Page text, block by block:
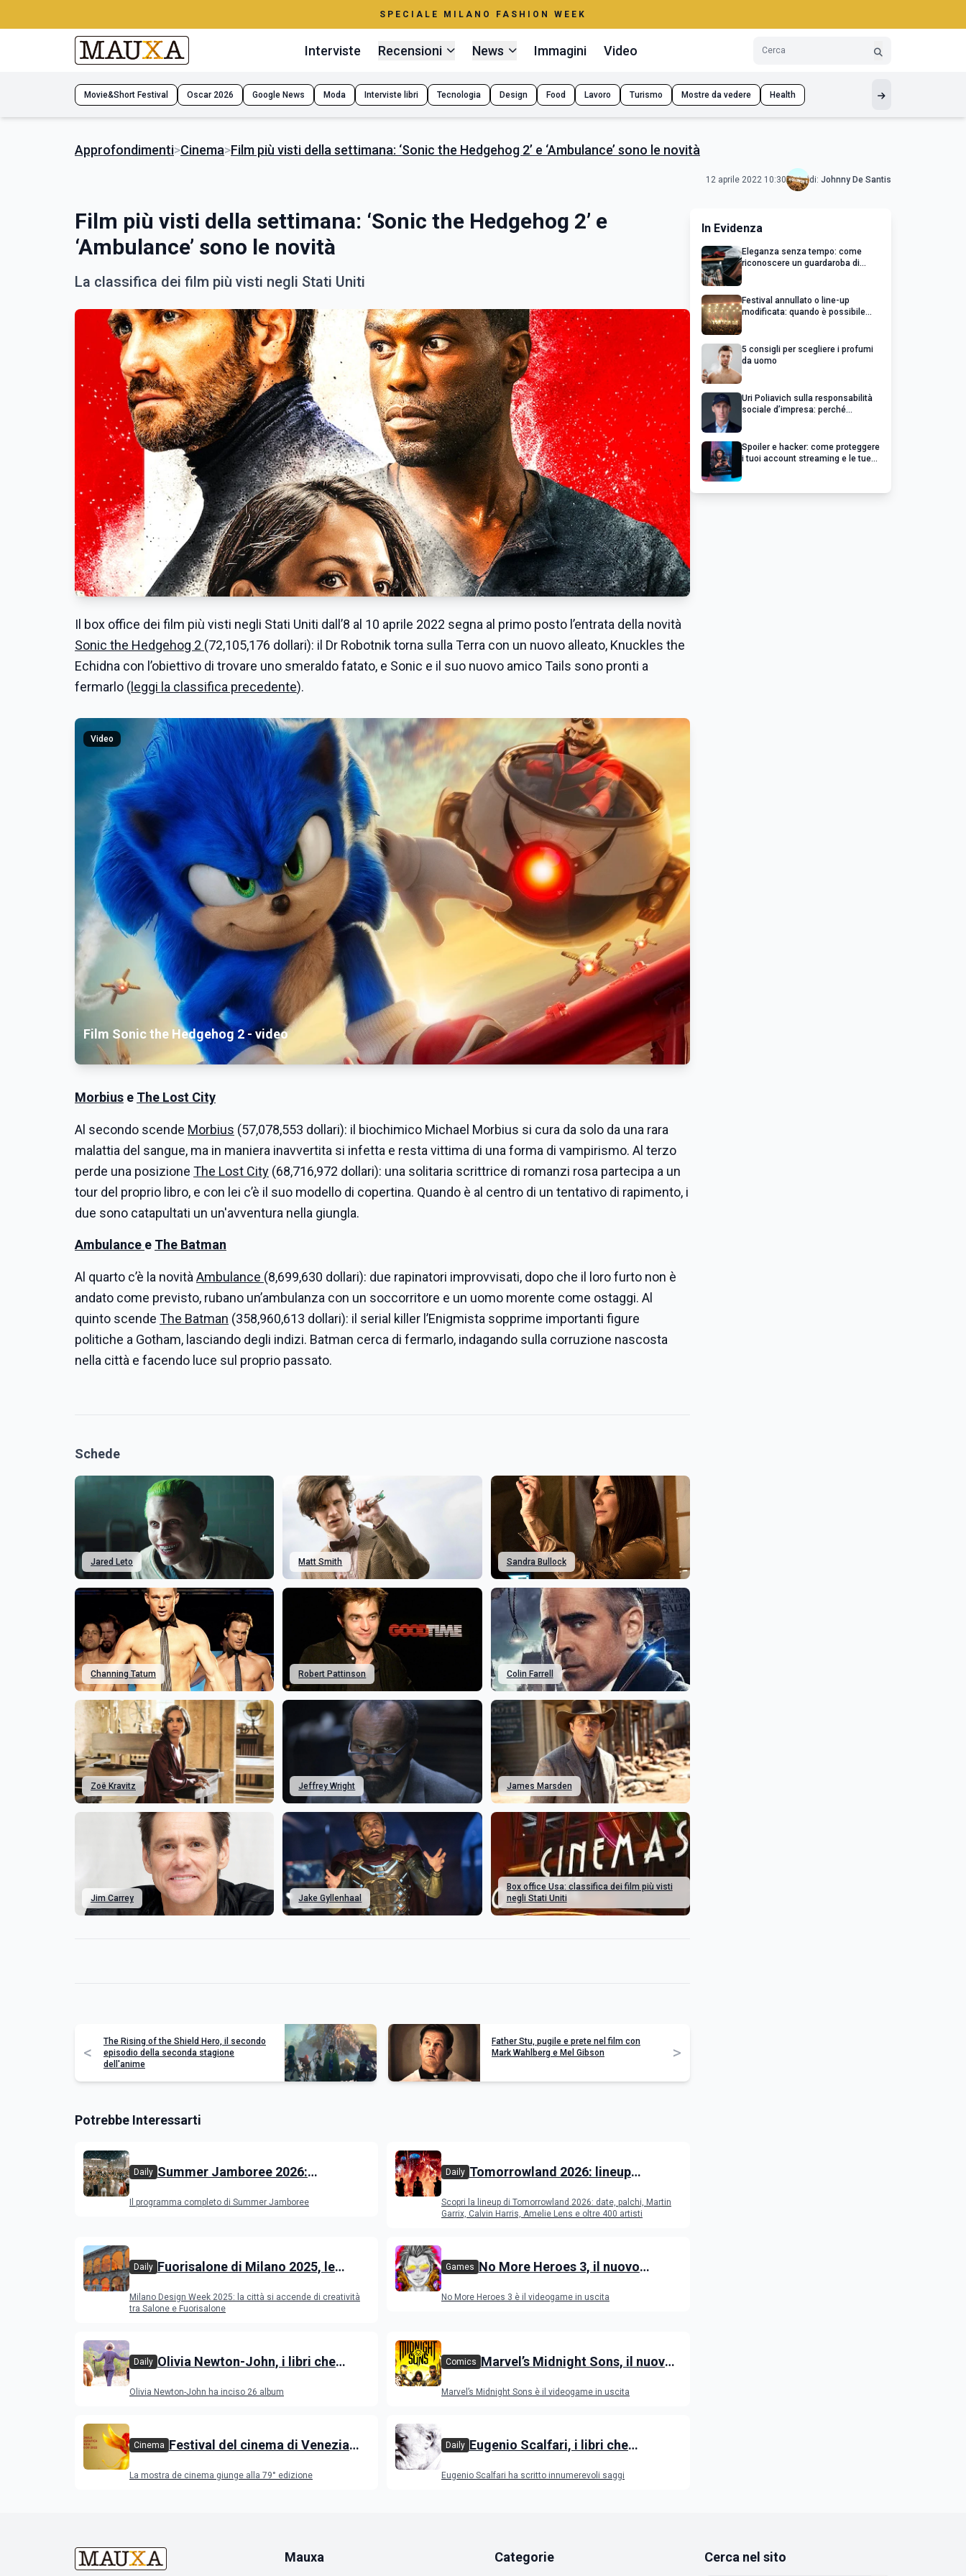
SPECIALE MILANO FASHION WEEK
Interviste Recensioni News Immagini Video
Movie&Short Festival Oscar 2026 Google News Moda Interviste libri Tecnologia Design Food Lavoro Turismo Mostre da vedere Health
Approfondimenti>Cinema>Film più visti della settimana: ‘Sonic the Hedgehog 2’ e ‘Ambulance’ sono le novità
12 aprile 2022 10:30 di: Johnny De Santis
Film più visti della settimana: ‘Sonic the Hedgehog 2’ e
‘Ambulance’ sono le novità
La classifica dei film più visti negli Stati Uniti
Il box office dei film più visti negli Stati Uniti dall’8 al 10 aprile 2022 segna al primo posto l’entrata della novità
Sonic the Hedgehog 2 (72,105,176 dollari): il Dr Robotnik torna sulla Terra con un nuovo alleato, Knuckles the
Echidna con l’obiettivo di trovare uno smeraldo fatato, e Sonic e il suo nuovo amico Tails sono pronti a
fermarlo ( leggi la classifica precedente).
Video
Film Sonic the Hedgehog 2 - video
Morbius e The Lost City
Al secondo scende Morbius (57,078,553 dollari): il biochimico Michael Morbius si cura da solo da una rara
malattia del sangue, ma in maniera inavvertita si infetta e resta vittima di una forma di vampirismo. Al terzo
perde una posizione The Lost City (68,716,972 dollari): una solitaria scrittrice di romanzi rosa partecipa a un
tour del proprio libro, e con lei c’è il suo modello di copertina. Quando è al centro di un tentativo di rapimento, i
due sono catapultati un un'avventura nella giungla.
Ambulance e The Batman
Al quarto c’è la novità Ambulance (8,699,630 dollari): due rapinatori improvvisati, dopo che il loro furto non è
andato come previsto, rubano un’ambulanza con un soccorritore e un uomo morente come ostaggi. Al
quinto scende The Batman (358,960,613 dollari): il serial killer l’Enigmista sopprime importanti figure
politiche a Gotham, lasciando degli indizi. Batman cerca di fermarlo, indagando sulla corruzione nascosta
nella città e facendo luce sul proprio passato.
Schede
Jared Leto Matt Smith Sandra Bullock
Channing Tatum Robert Pattinson Colin Farrell
Zoë Kravitz Jeffrey Wright James Marsden
Jim Carrey Jake Gyllenhaal
Box office Usa: classifica dei film più visti
negli Stati Uniti
<
The Rising of the Shield Hero, il secondo
episodio della seconda stagione
dell'anime
Father Stu, pugile e prete nel film con
Mark Wahlberg e Mel Gibson
>
Potrebbe Interessarti
Daily Summer Jamboree 2026:
appuntamenti a Senigallia
Il programma completo di Summer Jamboree
Daily Tomorrowland 2026: lineup
festival EDM in Belgio
Scopri la lineup di Tomorrowland 2026: date, palchi, Martin
Garrix, Calvin Harris, Amelie Lens e oltre 400 artisti
Daily Fuorisalone di Milano 2025, le
Milano Design Week 2025: la città si accende di creatività
tra Salone e Fuorisalone
Games No More Heroes 3, il nuovo
novità
No More Heroes 3 è il videogame in uscita
Daily Olivia Newton-John, i libri che
Olivia Newton-John ha inciso 26 album
Comics Marvel’s Midnight Sons, il nuovo
Avengers
Marvel’s Midnight Sons è il videogame in uscita
Cinema Festival del cinema di Venezia
concorso e nelle varie sezioni
La mostra de cinema giunge alla 79° edizione
Daily Eugenio Scalfari, i libri che
Eugenio Scalfari ha scritto innumerevoli saggi
In Evidenza
Eleganza senza tempo: come
riconoscere un guardaroba di
Festival annullato o line-up
modificata: quando è possibile
5 consigli per scegliere i profumi
da uomo
Uri Poliavich sulla responsabilità
sociale d’impresa: perché
Spoiler e hacker: come proteggere
i tuoi account streaming e le tue
Mauxa Categorie Cerca nel sito